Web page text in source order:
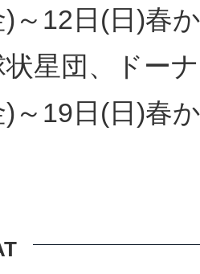
～12日(日)春
星団、ドー
～19日(日)春